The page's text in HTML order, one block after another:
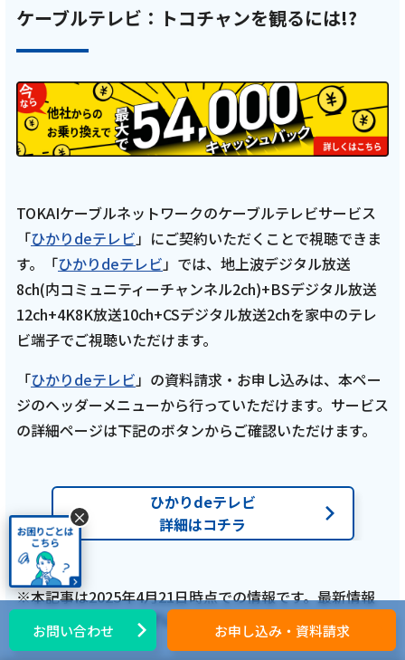
2025年5月9日
テレビ
亮と優の静岡をゆる～く走りませんか？：
2025年 静岡県 志太地域の桜RUN（藤枝市・
月11日 9:00~】田村亮と、ランニングタレン
ト中村優がゆる～く走ります！
記事を読む
2025年4月21日
テレビ
2025年 静岡県 牧之原市編 田沼意次RUN 【初
回放送 後編 4月27日 8:00~／前編 4月13日
9:00~】田村亮と、ランニングタレント中村優
がゆる～く走ります！
記事を読む
ケーブルテレビ：トコチャンを観るには!?
TOKAIケーブルネットワークのケーブルテレビサービス
「ひかりdeテレビ 」にご契約いただくことで視聴できま
す。「ひかりdeテレビ 」では、地上波デジタル放送
8ch(内コミュニティーチャンネル2ch)+BSデジタル放送
12ch+4K8K放送10ch+CSデジタル放送2chを家中のテレ
ビ端子でご視聴いただけます。
「ひかりdeテレビ 」の資料請求・お申し込みは、本ペー
ジのヘッダーメニューから行っていただけます。サービス
の詳細ページは下記のボタンからご確認いただけます。
ひかりdeテレビ
詳細はコチラ
※本記事は2025年4月21日時点での情報です。最新情報
とは異なる場合がございますのでご了承ください。
お問い合わせ お申し込み・資料請求
×